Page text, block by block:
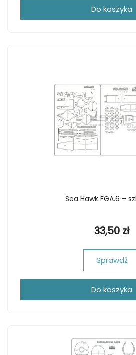
Do koszyka
Sea Hawk FGA.6 –
33,50 zł
Sprawdź
Do koszyka